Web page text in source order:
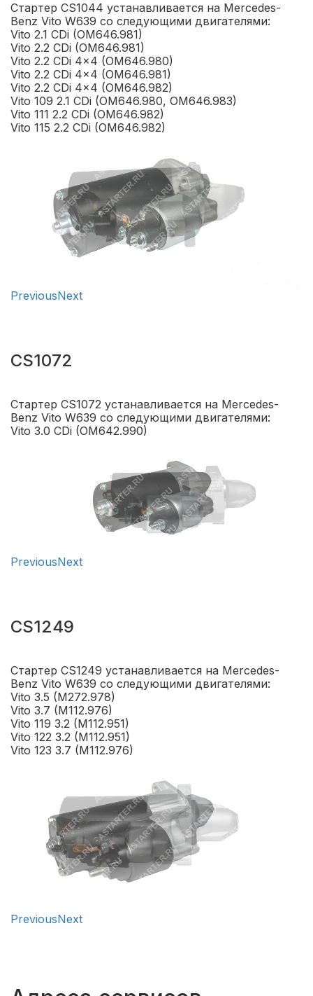
Стартер CS1044 устанавливается на Mercedes-
Benz Vito W639 со следующими двигателями:
Vito 2.1 CDi (OM646.981)
Vito 2.2 CDi (OM646.981)
Vito 2.2 CDi 4x4 (OM646.980)
Vito 2.2 CDi 4x4 (OM646.981)
Vito 2.2 CDi 4x4 (OM646.982)
Vito 109 2.1 CDi (OM646.980, OM646.983)
Vito 111 2.2 CDi (OM646.982)
Vito 115 2.2 CDi (OM646.982)
PreviousNext
CS1072
Стартер CS1072 устанавливается на Mercedes-
Benz Vito W639 со следующими двигателями:
Vito 3.0 CDi (OM642.990)
PreviousNext
CS1249
Стартер CS1249 устанавливается на Mercedes-
Benz Vito W639 со следующими двигателями:
Vito 3.5 (M272.978)
Vito 3.7 (M112.976)
Vito 119 3.2 (M112.951)
Vito 122 3.2 (M112.951)
Vito 123 3.7 (M112.976)
PreviousNext